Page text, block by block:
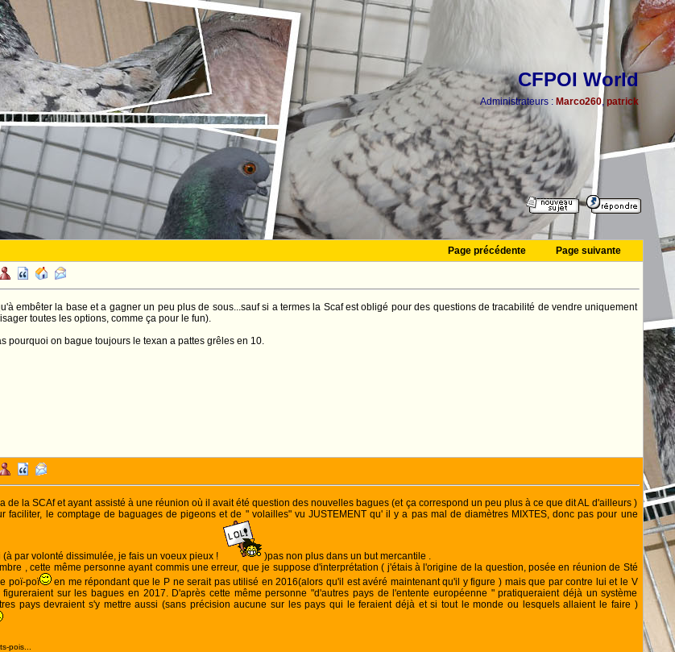
CFPOI World
Administrateurs : Marco260, patrick
Page précédente
Page suivante
embêter la base et a gagner un peu plus de sous...sauf si a termes la Scaf est obligé pour des questions de tracabilité de vendre uniquement
toutes les options, comme ça pour le fun).
pourquoi on bague toujours le texan a pattes grêles en 10.
de la SCAf et ayant assisté à une réunion où il avait été question des nouvelles bagues (et ça correspond un peu plus à ce que dit AL d'ailleurs )
faciliter, le comptage de baguages de pigeons et de " volailles" vu JUSTEMENT qu' il y a pas mal de diamètres MIXTES, donc pas pour une
par volonté dissimulée, je fais un voeux pieux !
)pas non plus dans un but mercantile .
, cette même personne ayant commis une erreur, que je suppose d'interprétation ( j'étais à l'origine de la question, posée en réunion de Sté
poï-poï
en me répondant que le P ne serait pas utilisé en 2016(alors qu'il est avéré maintenant qu'il y figure ) mais que par contre lui et le V
sur les bagues en 2017. D'après cette même personne "d'autres pays de l'entente européenne " pratiqueraient déjà un système
pays devraient s'y mettre aussi (sans précision aucune sur les pays qui le feraient déjà et si tout le monde ou lesquels allaient le faire )
pois...